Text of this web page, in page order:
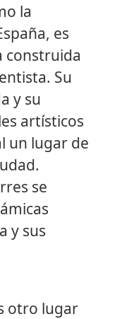
la
es
construida
Su
y su
artísticos
un lugar de
se
y sus
otro lugar